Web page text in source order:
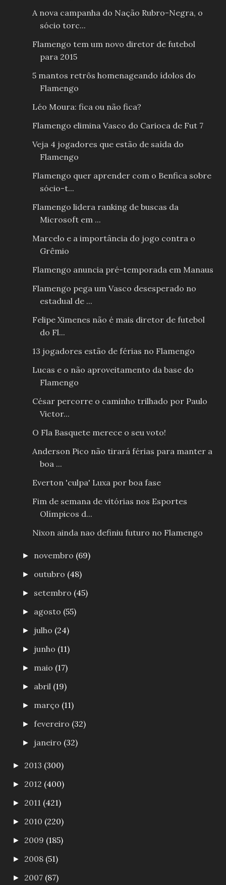
A nova campanha do Nação Rubro-Negra, o
sócio torc...
Flamengo tem um novo diretor de futebol
para 2015
5 mantos retrôs homenageando ídolos do
Flamengo
Léo Moura: fica ou não fica?
Flamengo elimina Vasco do Carioca de Fut 7
Veja 4 jogadores que estão de saída do
Flamengo
Flamengo quer aprender com o Benfica sobre
sócio-t...
Flamengo lidera ranking de buscas da
Microsoft em ...
Marcelo e a importância do jogo contra o
Grêmio
Flamengo anuncia pré-temporada em Manaus
Flamengo pega um Vasco desesperado no
estadual de ...
Felipe Ximenes não é mais diretor de futebol
do Fl...
13 jogadores estão de férias no Flamengo
Lucas e o não aproveitamento da base do
Flamengo
César percorre o caminho trilhado por Paulo
Victor...
O Fla Basquete merece o seu voto!
Anderson Pico não tirará férias para manter a
boa ...
Everton 'culpa' Luxa por boa fase
Fim de semana de vitórias nos Esportes
Olímpicos d...
Nixon ainda nao definiu futuro no Flamengo
► novembro (69)
► outubro (48)
► setembro (45)
► agosto (55)
► julho (24)
► junho (11)
► maio (17)
► abril (19)
► março (11)
►fevereiro (32)
► janeiro (32)
► 2013 (300)
► 2012 (400)
► 2011 (421)
► 2010 (220)
► 2009 (185)
► 2008 (51)
► 2007 (87)